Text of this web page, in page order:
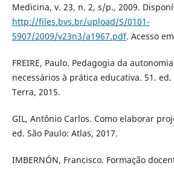
Medicina, v. 23, n. 2, s/p., 2009.
http://files.bvs.br/upload/S/0101-
5907/2009/v23n3/a1967.pdf. Acesso
FREIRE, Paulo. Pedagogia da
necessários à prática educativa. 51. ed.
Terra, 2015.
GIL, Antônio Carlos. Como elaborar
ed. São Paulo: Atlas, 2017.
IMBERNÓN, Francisco. Formação